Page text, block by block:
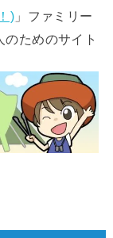
) 」ファミリー
ためのサイト